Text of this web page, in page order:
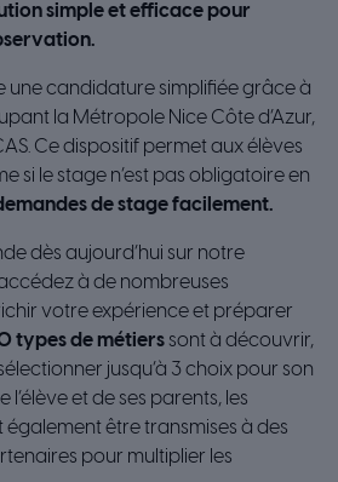
simple et efficace pour
une candidature simplifiée grâce à
la Métropole Nice Côte d’Azur,
Ce dispositif permet aux élèves
si le stage n’est pas obligatoire en
de stage facilement.
dès aujourd’hui sur notre
à de nombreuses
votre expérience et préparer
types de métiers sont à découvrir,
jusqu’à 3 choix pour son
l’élève et de ses parents, les
être transmises à des
pour multiplier les